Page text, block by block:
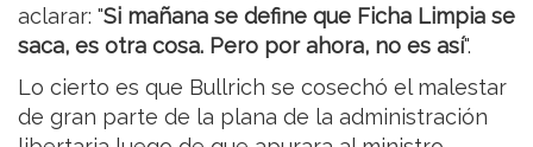
aclarar: "Si mañana se define que Ficha Limpia se
saca, es otra cosa. Pero por ahora, no es así".
Lo cierto es que Bullrich se cosechó el malestar
de gran parte de la plana de la administración